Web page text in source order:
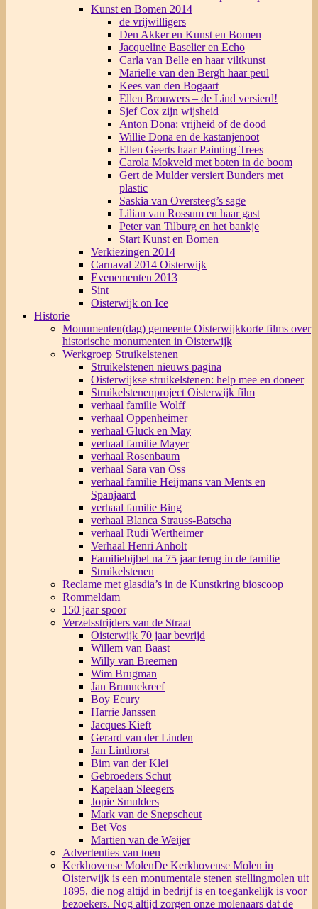
Kunst en Bomen 2014
de vrijwilligers
Den Akker en Kunst en Bomen
Jacqueline Baselier en Echo
Carla van Belle en haar viltkunst
Marielle van den Bergh haar peul
Kees van den Bogaart
Ellen Brouwers – de Lind versierd!
Sjef Cox zijn wijsheid
Anton Dona: vrijheid of de dood
Willie Dona en de kastanjenoot
Ellen Geerts haar Painting Trees
Carola Mokveld met boten in de boom
Gert de Mulder versiert Bunders met
plastic
Saskia van Oversteeg’s sage
Lilian van Rossum en haar gast
Peter van Tilburg en het bankje
Start Kunst en Bomen
Verkiezingen 2014
Carnaval 2014 Oisterwijk
Evenementen 2013
Sint
Oisterwijk on Ice
Historie
Monumenten(dag) gemeente Oisterwijkkorte films over
historische monumenten in Oisterwijk
Werkgroep Struikelstenen
Struikelstenen nieuws pagina
Oisterwijkse struikelstenen: help mee en doneer
Struikelstenenproject Oisterwijk film
verhaal familie Wolff
verhaal Oppenheimer
verhaal Gluck en May
verhaal familie Mayer
verhaal Rosenbaum
verhaal Sara van Oss
verhaal familie Heijmans van Ments en
Spanjaard
verhaal familie Bing
verhaal Blanca Strauss-Batscha
verhaal Rudi Wertheimer
Verhaal Henri Anholt
Familiebijbel na 75 jaar terug in de familie
Struikelstenen
Reclame met glasdia’s in de Kunstkring bioscoop
Rommeldam
150 jaar spoor
Verzetsstrijders van de Straat
Oisterwijk 70 jaar bevrijd
Willem van Baast
Willy van Breemen
Wim Brugman
Jan Brunnekreef
Boy Ecury
Harrie Janssen
Jacques Kieft
Gerard van der Linden
Jan Linthorst
Bim van der Klei
Gebroeders Schut
Kapelaan Sleegers
Jopie Smulders
Mark van de Snepscheut
Bet Vos
Martien van de Weijer
Advertenties van toen
Kerkhovense MolenDe Kerkhovense Molen in
Oisterwijk is een monumentale stenen stellingmolen uit
1895, die nog altijd in bedrijf is en toegankelijk is voor
bezoekers. Nog altijd zorgen onze molenaars dat de